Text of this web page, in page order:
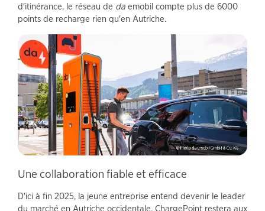
d'itinérance, le réseau de da emobil compte plus de 6000
points de recharge rien qu'en Autriche.
Une collaboration fiable et efficace
D'ici à fin 2025, la jeune entreprise entend devenir le leader
du marché en Autriche occidentale. ChargePoint restera aux